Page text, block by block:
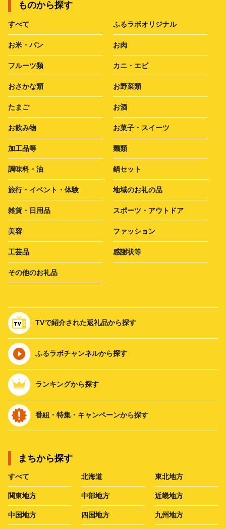
ものから探す
すべて ふるラボオリジナル
お米・パン お肉
フルーツ類 カニ・エビ
おさかな類 お野菜類
たまご お酒
お飲み物 お菓子・スイーツ
加工品等 麺類
調味料・油 鍋セット
旅行・イベント・体験 地域のお礼の品
雑貨・日用品 スポーツ・アウトドア
美容 ファッション
工芸品 感謝状等
その他のお礼品
TVで紹介された返礼品から探す
ふるラボチャンネルから探す
ランキングから探す
番組・特集・キャンペーンから探す
まちから探す
すべて 北海道 東北地方
関東地方 中部地方 近畿地方
中国地方 四国地方 九州地方